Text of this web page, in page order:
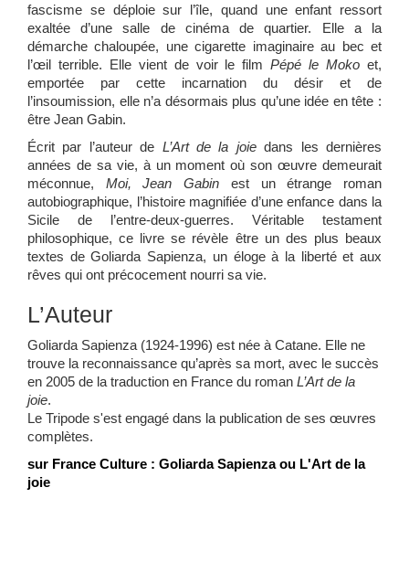
fascisme se déploie sur l’île, quand une enfant ressort
exaltée d’une salle de cinéma de quartier. Elle a la
démarche chaloupée, une cigarette imaginaire au bec et
l’œil terrible. Elle vient de voir le filmPépé le Moko et,
emportée par cette incarnation du désir et de
l’insoumission, elle n’a désormais plus qu’une idée en tête :
être Jean Gabin.
Écrit par l’auteur de L’Art de la joiedans les dernières
années de sa vie, à un moment où son œuvre demeurait
méconnue, Moi, Jean Gabin est un étrange roman
autobiographique, l’histoire magnifiée d’une enfance dans la
Sicile de l’entre-deux-guerres. Véritable testament
philosophique, ce livre se révèle être un des plus beaux
textes de Goliarda Sapienza, un éloge à la liberté et aux
rêves qui ont précocement nourri sa vie.
L’Auteur
Goliarda Sapienza (1924-1996) est née à Catane. Elle ne
trouve la reconnaissance qu’après sa mort, avec le succès
en 2005 de la traduction en France du roman L’Art de la
joie.
Le Tripode s'est engagé dans la publication de ses œuvres
complètes.
sur France Culture : Goliarda Sapienza ou L'Art de la
joie